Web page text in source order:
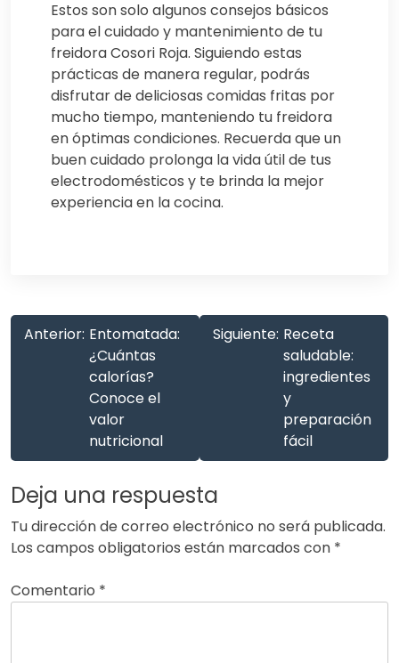
Estos son solo algunos consejos básicos
para el cuidado y mantenimiento de tu
freidora Cosori Roja. Siguiendo estas
prácticas de manera regular, podrás
disfrutar de deliciosas comidas fritas por
mucho tiempo, manteniendo tu freidora
en óptimas condiciones. Recuerda que un
buen cuidado prolonga la vida útil de tus
electrodomésticos y te brinda la mejor
experiencia en la cocina.
Anterior: Entomatada:
¿Cuántas
calorías?
Conoce el
valor
nutricional
Siguiente: Receta
saludable:
ingredientes
y
preparación
fácil
Deja una respuesta
Tu dirección de correo electrónico no será publicada.
Los campos obligatorios están marcados con *
Comentario *